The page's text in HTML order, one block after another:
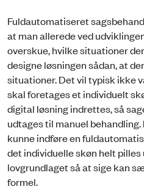
Fuldautomatiseret
at man allerede ved
overskue, hvilke situationer
designe løsningen sådan, at
situationer. Det vil typisk ikke
skal foretages et individuelt
digital løsning indrettes, så
udtages til manuel
kunne indføre en
det individuelle skøn helt pilles
lovgrundlaget så at sige kan
formel.